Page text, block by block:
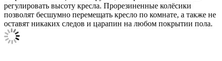
регулировать высоту кресла. Прорезиненные колёсики
позволят бесшумно перемещать кресло по комнате, а также не
оставят никаких следов и царапин на любом покрытии пола.